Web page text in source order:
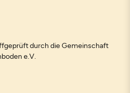
durch die Gemeinschaft
e.V.